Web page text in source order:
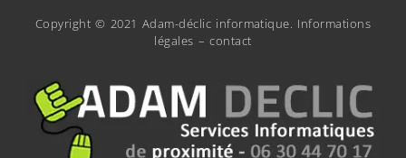
Copyright © 2021 Adam-déclic informatique. Informations
légales –contact